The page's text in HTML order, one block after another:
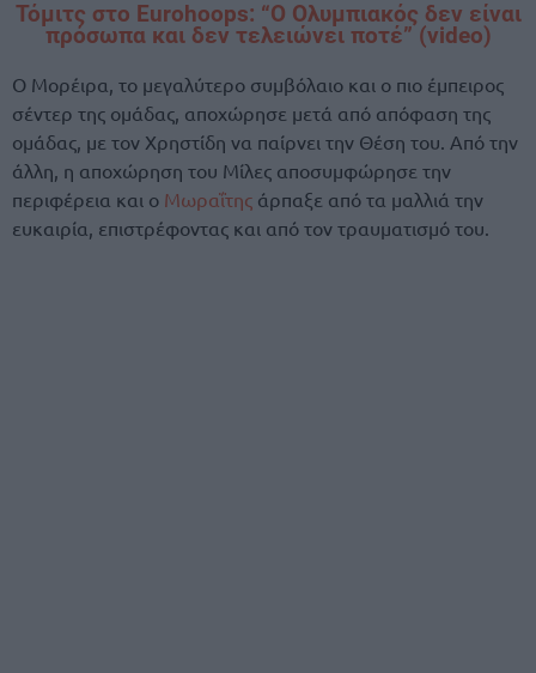
Τόμιτς στο Eurohoops: “Ο Ολυμπιακός δεν είναι
πρόσωπα και δεν τελειώνει ποτέ” (video)
Ο Μορέιρα, το μεγαλύτερο συμβόλαιο και ο πιο έμπειρος
σέντερ της ομάδας, αποχώρησε μετά από απόφαση της
ομάδας, με τον Χρηστίδη να παίρνει την Θέση του. Από την
άλλη, η αποχώρηση του Μίλες αποσυμφώρησε την
περιφέρεια και ο Μωραΐτης άρπαξε από τα μαλλιά την
ευκαιρία, επιστρέφοντας και από τον τραυματισμό του.